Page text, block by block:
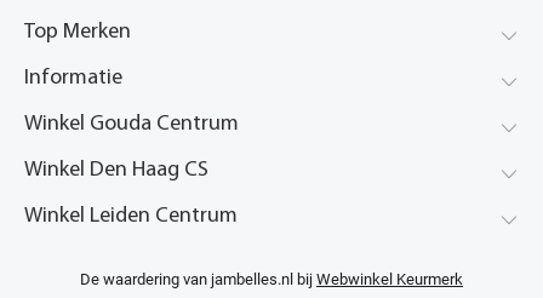
Top Merken
Informatie
Winkel Gouda Centrum
Winkel Den Haag CS
Winkel Leiden Centrum
De waardering van jambelles.nl bij Webwinkel Keurmerk